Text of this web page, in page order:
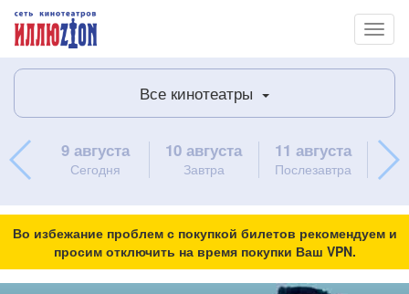
Все кинотеатры
9 августа
Сегодня
10 августа
Завтра
11 августа
Послезавтра
12
Во избежание проблем с покупкой билетов рекомендуем и
просим отключить на время покупки Ваш VPN.